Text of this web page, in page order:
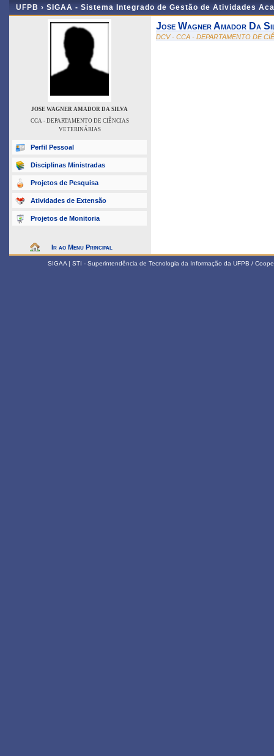
UFPB › SIGAA - Sistema Integrado de Gestão de Atividades
JOSE WAGNER AMADOR DA SILVA
CCA - DEPARTAMENTO DE CIÊNCIAS
VETERINÁRIAS
Perfil Pessoal
Disciplinas Ministradas
Projetos de Pesquisa
Atividades de Extensão
Projetos de Monitoria
Ir ao Menu Principal
Jose Wagner Amador Da
DCV - CCA - DEPARTAMENTO DE
SIGAA | STI - Superintendência de Tecnologia da Informação da UFPB /